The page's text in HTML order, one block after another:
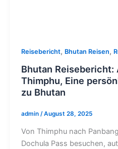
Reisebericht, Bhutan Reisen,
Bhutan Reisebericht:
Thimphu, Eine
zu Bhutan
admin /August 28, 2025
Von Thimphu nach
Dochula Pass besuchen,